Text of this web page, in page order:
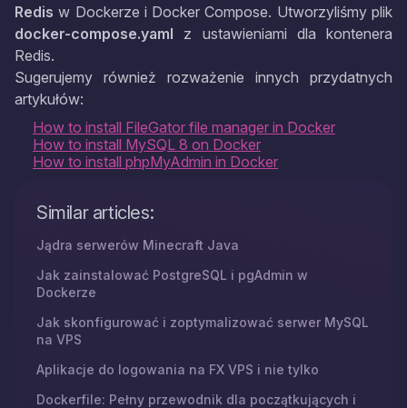
Redisw Dockerze i Docker Compose. Utworzyliśmy plik
docker-compose.yaml z ustawieniami dla kontenera
Redis.
Sugerujemy również rozważenie innych przydatnych
artykułów:
How to install FileGator file manager in Docker
How to install MySQL 8 on Docker
How to install phpMyAdmin in Docker
Similar articles:
Jądra serwerów Minecraft Java
Jak zainstalować PostgreSQL i pgAdmin w
Dockerze
Jak skonfigurować i zoptymalizować serwer MySQL
na VPS
Aplikacje do logowania na FX VPS i nie tylko
Dockerfile: Pełny przewodnik dla początkujących i